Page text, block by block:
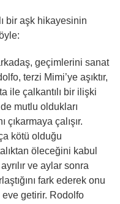
bir aşk hikayesinin
geçimlerini sanat
terzi Mimi’ye aşıktır,
ile çalkantılı bir ilişki
mutlu oldukları
çıkarmaya çalışır.
kötü olduğu
öleceğini kabul
ve aylar sonra
fark ederek onu
eve getirir. Rodolfo